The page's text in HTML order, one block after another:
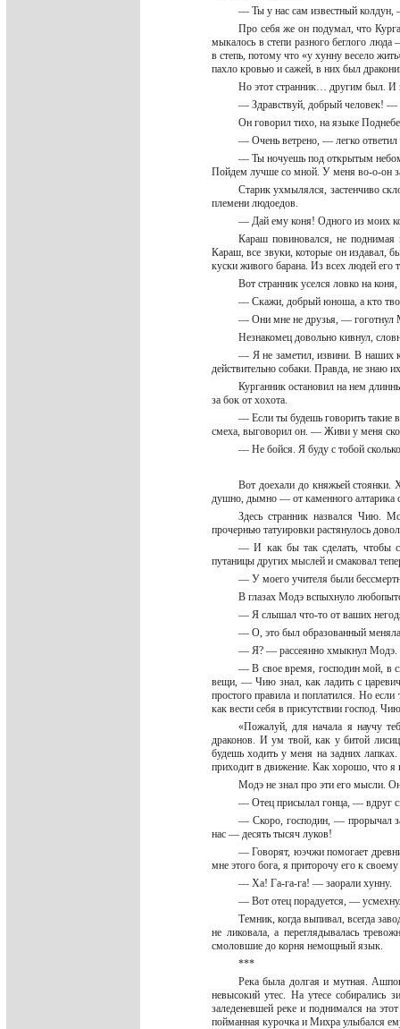
— Ты у нас сам известный
Про себя же он подумал, что
мыкалось в степи разного беглого
в степь, потому что «у хунну весело
пахло кровью и сажей, в них был
Но этот странник… другим был. И
— Здравствуй, добрый человек!
Он говорил тихо, на языке
— Очень ветрено, — легко
— Ты ночуешь под открытым
Пойдем лучше со мной. У меня во-о-он
Старик ухмылялся, застенчиво
племени людоедов.
— Дай ему коня! Одного из моих
Караш повиновался, не поднимая
Караш, все звуки, которые он издавал,
куски живого барана. Из всех людей
Вот странник уселся ловко на
— Скажи, добрый юноша, а кто
— Они мне не друзья, —
Незнакомец довольно кивнул,
— Я не заметил, извини. В наших
действительно собаки. Правда, не знаю
Курганник остановил на нем
за бок от хохота.
— Если ты будешь говорить такие
смеха, выговорил он. — Живи у меня
— Не бойся. Я буду с тобой
Вот доехали до княжьей стоянки.
душно, дымно — от каменного алтарика
Здесь странник назвался Чию.
прочернью татуировки растянулось
— И как бы так сделать, чтобы
путаницы других мыслей и смаковал
— У моего учителя были
В глазах Модэ вспыхнуло
— Я слышал что-то от ваших
— О, это был образованный
— Я? — рассеянно хмыкнул Модэ.
— В свое время, господин мой, в
вещи, — Чию знал, как ладить с
простого правила и поплатился. Но
как вести себя в присутствии господ.
«Пожалуй, для начала я научу
драконов. И ум твой, как у битой
будешь ходить у меня на задних
приходит в движение. Как хорошо, что
Модэ не знал про эти его мысли.
— Отец присылал гонца, — вдруг
— Скоро, господин, — прорычал
нас — десять тысяч луков!
— Говорят, юэчжи помогает
мне этого бога, я приторочу его к
— Ха! Га-га-га! — заорали хунну.
— Вот отец порадуется, —
Темник, когда выпивал, всегда
не ликовала, а переглядывалась
смоловшие до корня немощный язык.
***
Река была долгая и мутная.
невысокий утес. На утесе собирались
заледеневшей реке и поднимался на
пойманная курочка и Михра улыбался